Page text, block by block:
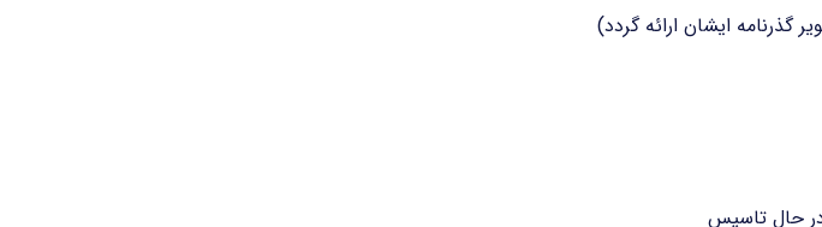
گذرنامه ایشان ارائه گردد)